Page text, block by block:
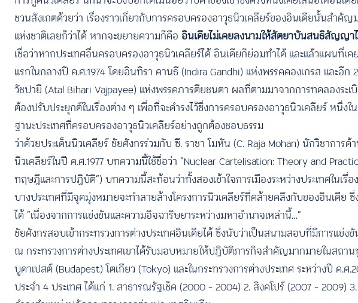
ชวนสังเกตด้วยว่า เรื่องราวเกี่ยวกับการครอบครองอาวุธนิวเคลียร์ของอินเดียนั้นสำคั
แห่งชาติเลยก็ว่าได้ หากจะขยายความก็คือ อินเดียไม่เคยลงนามให้สัตยาบันสนธิสัญญา
เชื่อว่าหากประเทศอื่นครอบครองอาวุธนิวเคลียร์ได้ อินเดียก็ย่อมทำได้ และแล้วแผนที่
แรกในกลางปี ค.ศ.1974 โดยอินทิรา คานธี (Indira Gandhi) แห่งพรรคคองเกรส และ
วัชปายี (Atal Bihari Vajpayee) แห่งพรรคภารตียชนตา ผลที่ตามมาจากการทดลองร
ต้องปรับประยุกต์ในเรื่องต่าง ๆ เพื่อที่จะดำรงไว้ซึ่งการครอบครองอาวุธนิวเคลียร์ หนึ่
ฐานะประเทศที่ครอบครองอาวุธนิวเคลียร์อย่างถูกต้องชอบธรรม
ว่าด้วยประเด็นนิวเคลียร์ ชัยศังกรร่วมกับ ซี. ราชา โมหัน (C. Raja Mohan) นักวิชากา
นิวเคลียร์ในปี ค.ศ.1977 บทความนี้ใช้ชื่อว่า “Nuclear Cartelisation: Theory and
ทฤษฎีและการปฏิบัติ”) บทความนี้สะท้อนว่าทั้งสองเข้าใจการเมืองระหว่างประเทศในเ
บางประเทศที่มีจุดมุ่งหมายจะทำลายล้างโครงการนิวเคลียร์ที่คล้ายคลึงกับของอินเดีย
ได้ “เนื่องจากการแข่งขันและความอิจฉาริษยาระหว่างมหาอำนาจเหล่านี้…”
ชัยศังกรสอบเข้ากระทรวงการต่างประเทศอินเดียได้ ซึ่งนับว่าเป็นสนามสอบที่มีการแข่ง
ณ กระทรวงการต่างประเทศเขาได้รับมอบหมายให้ปฏิบัติภารกิจสำคัญมากมายในสถา
บูดาเปสต์ (Budapest) โตเกียว (Tokyo) และในกระทรวงการต่างประเทศ ระหว่างปี ค.
ประจำ 4 ประเทศ ได้แก่ 1. สาธารณรัฐเช็ค (2000 – 2004) 2. สิงคโปร์ (2007 – 2009)